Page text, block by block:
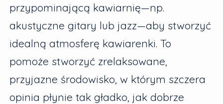
przypominającą kawiarnię—np.
akustyczne gitary lub jazz—aby stworzyć
idealną atmosferę kawiarenki. To
pomoże stworzyć zrelaksowane,
przyjazne środowisko, w którym szczera
opinia płynie tak gładko, jak dobrze